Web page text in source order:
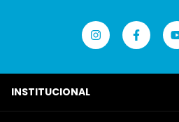
INSTITUCIONAL